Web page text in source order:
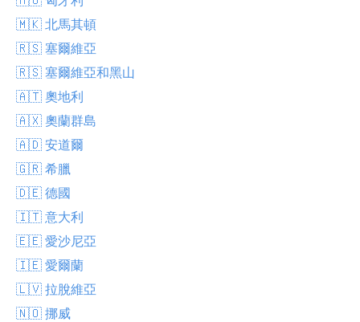
🇲🇰 北馬其頓
🇷🇸 塞爾維亞
🇷🇸 塞爾維亞和黑山
🇦🇹 奧地利
🇦🇽 奧蘭群島
🇦🇩 安道爾
🇬🇷 希臘
🇩🇪 德國
🇮🇹 意大利
🇪🇪 愛沙尼亞
🇮🇪 愛爾蘭
🇱🇻 拉脫維亞
🇳🇴 挪威